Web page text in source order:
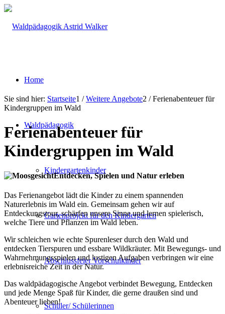
Home
Waldpädagogik
Kindergartenkinder
Gartenprojekt für den Kindergarten
Abschlussfeier Vorschulkinder
Schüler/ Schülerinnen
Sie sind hier: Startseite1 / Weitere Angebote2 / Ferienabenteuer für
Kindergruppen im Wald
Ferienabenteuer für
Kindergruppen im Wald
Entdecken, Spielen und Natur erleben
Das Ferienangebot lädt die Kinder zu einem spannenden
Naturerlebnis im Wald ein. Gemeinsam gehen wir auf
Entdeckungstour, schärfen unsere Sinne und lernen spielerisch,
welche Tiere und Pflanzen im Wald leben.
Wir schleichen wie echte Spurenleser durch den Wald und
entdecken Tierspuren und essbare Wildkräuter. Mit Bewegungs- und
Wahrnehmungsspielen und lustigen Aufgaben verbringen wir eine
erlebnisreiche Zeit in der Natur.
Das waldpädagogische Angebot verbindet Bewegung, Entdecken
und jede Menge Spaß für Kinder, die gerne draußen sind und
Abenteuer lieben!